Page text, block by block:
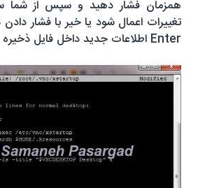
همزمان فشار دهید و سپس از شما
Enter اطلاعات جدید داخل فایل ذخیره می شود.